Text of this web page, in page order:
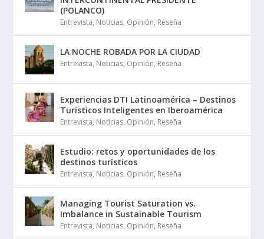
(POLANCO)
Entrevista, Noticias, Opinión, Reseña
LA NOCHE ROBADA POR LA CIUDAD
Entrevista, Noticias, Opinión, Reseña
Experiencias DTI Latinoamérica – Destinos
Turísticos Inteligentes en Iberoamérica
Entrevista, Noticias, Opinión, Reseña
Estudio: retos y oportunidades de los
destinos turísticos
Entrevista, Noticias, Opinión, Reseña
Managing Tourist Saturation vs.
Imbalance in Sustainable Tourism
Entrevista, Noticias, Opinión, Reseña